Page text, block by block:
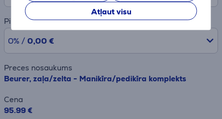
Atļaut visu
Pirmā iemaksa
0% / 0,00 €
Preces nosaukums
Beurer, zaļa/zelta - Manikīra/pedikīra komplekts
Cena
95.99 €